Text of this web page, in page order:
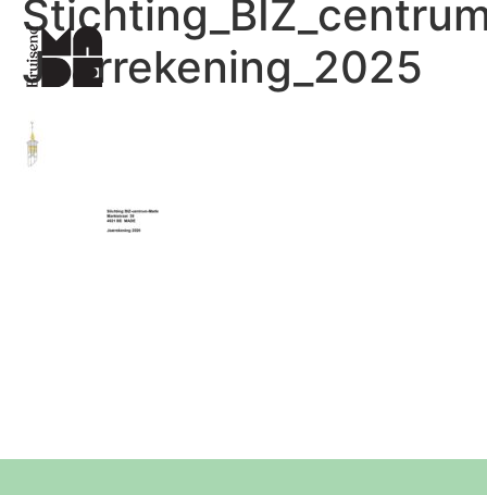
Jaarrekening_2025